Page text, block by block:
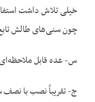
خیلی تلاش داشت
چون سنی‌‌های طالش
س- عده قابل
ج- تقریباً نصب با نصف